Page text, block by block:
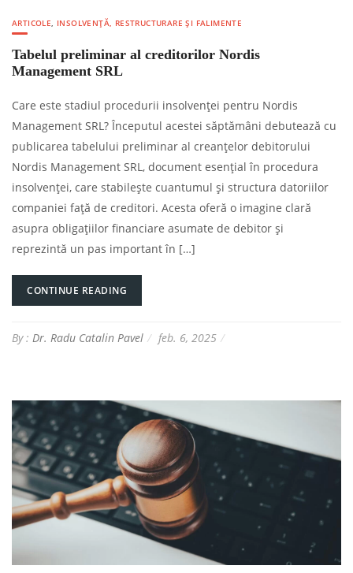
ARTICOLE, INSOLVENȚĂ, RESTRUCTURARE ȘI FALIMENTE
Tabelul preliminar al creditorilor Nordis
Management SRL
Care este stadiul procedurii insolvenței pentru Nordis
Management SRL? Începutul acestei săptămâni debutează cu
publicarea tabelului preliminar al creanțelor debitorului
Nordis Management SRL, document esențial în procedura
insolvenței, care stabilește cuantumul și structura datoriilor
companiei față de creditori. Acesta oferă o imagine clară
asupra obligațiilor financiare asumate de debitor și
reprezintă un pas important în […]
CONTINUE READING
By : Dr. Radu Catalin Pavel feb. 6, 2025